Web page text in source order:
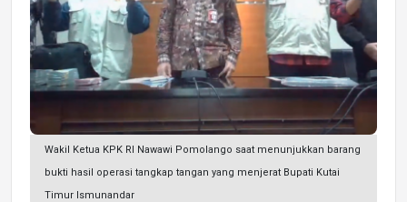
Wakil Ketua KPK RI Nawawi Pomolango saat menunjukkan barang
bukti hasil operasi tangkap tangan yang menjerat Bupati Kutai
Timur Ismunandar